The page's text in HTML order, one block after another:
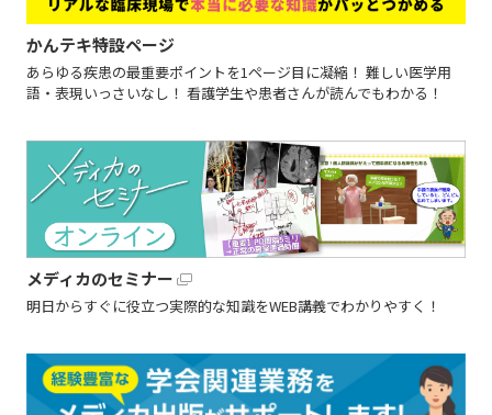
かんテキ特設ページ
あらゆる疾患の最重要ポイントを1ページ目に凝縮！ 難しい医学用
語・表現いっさいなし！ 看護学生や患者さんが読んでもわかる！
メディカのセミナー
明日からすぐに役立つ実際的な知識をWEB講義でわかりやすく！